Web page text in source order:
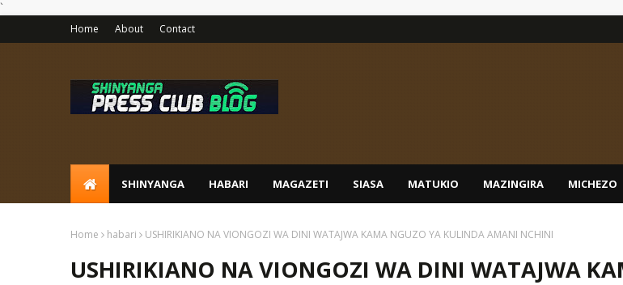
`
Home About Contact
SHINYANGA HABARI MAGAZETI SIASA MATUKIO MAZINGIRA MICHEZO
Home habari USHIRIKIANO NA VIONGOZI WA DINI WATAJWA KAMA NGUZO YA KULINDA AMANI NCHINI
USHIRIKIANO NA VIONGOZI WA DINI WATAJWA